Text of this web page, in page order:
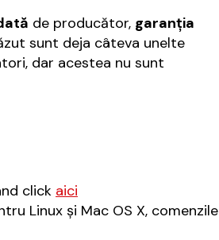
de producător, garanția
sunt deja câteva unelte
dar acestea nu sunt
click aici
Linux și Mac OS X, comenzile